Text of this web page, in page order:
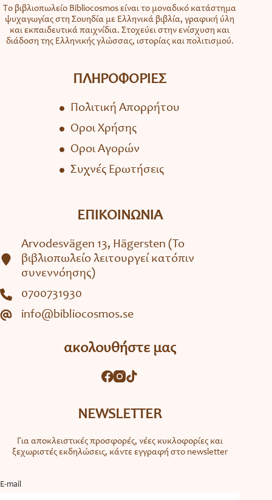
Το βιβλιοπωλείο Bibliocosmos είναι το μοναδικό κατάστημα
ψυχαγωγίας στη Σουηδία με Ελληνικά βιβλία, γραφική ύλη
και εκπαιδευτικά παιχνίδια. Στοχεύει στην ενίσχυση και
διάδοση της Ελληνικής γλώσσας, ιστορίας και πολιτισμού.
ΠΛΗΡΟΦΟΡΙΕΣ
Πολιτική Απορρήτου
Όροι Χρήσης
Όροι Αγορών
Συχνές Ερωτήσεις
ΕΠΙΚΟΙΝΩΝΙΑ
Arvodesvägen 13, Hägersten (To
βιβλιοπωλείο λειτουργεί κατόπιν
συνεννόησης)
0700731930
info@bibliocosmos.se
ακολουθήστε μας
NEWSLETTER
Για αποκλειστικές προσφορές, νέες κυκλοφορίες και
ξεχωριστές εκδηλώσεις, κάντε εγγραφή στο newsletter
Ε-mail